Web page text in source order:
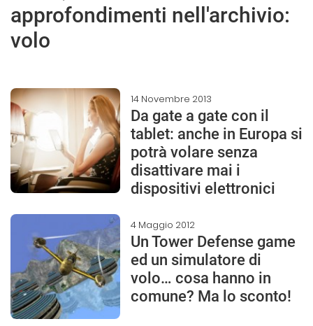
approfondimenti nell'archivio:
volo
14 Novembre 2013
Da gate a gate con il
tablet: anche in Europa si
potrà volare senza
disattivare mai i
dispositivi elettronici
4 Maggio 2012
Un Tower Defense game
ed un simulatore di
volo… cosa hanno in
comune? Ma lo sconto!